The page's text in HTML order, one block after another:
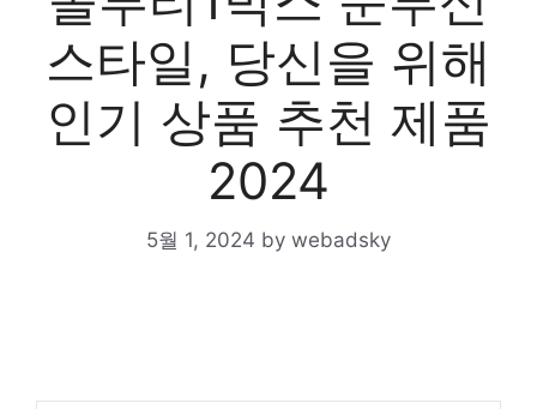
스타일, 당신을 위해
인기 상품 추천 제품
2024
5월 1, 2024 by webadsky